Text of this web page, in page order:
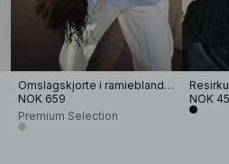
Omslagskjorte i ramieblanding
NOK 659
Premium Selection
NOK